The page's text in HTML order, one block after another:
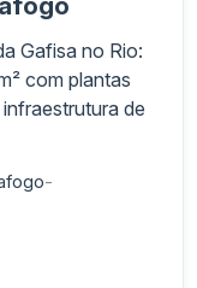
Gafisa no Rio:
com plantas
de
-